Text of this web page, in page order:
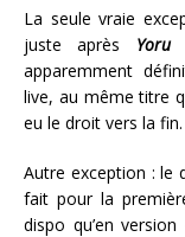
La seule vraie
juste après Yoru
apparemment
live, au même titre
eu le droit vers la fin.
Autre exception : le
fait pour la
dispo qu’en